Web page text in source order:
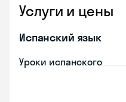
Услуги и цены
Испанский язык
Уроки испанского